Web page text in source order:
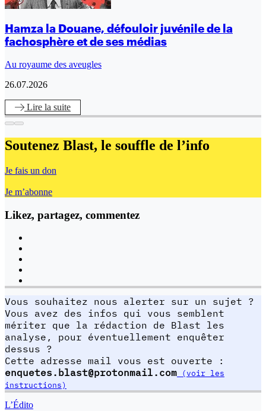
Hamza la Douane, défouloir juvénile de la
fachosphère et de ses médias
Au royaume des aveugles
26.07.2026
Lire la suite
Soutenez Blast, le souffle de l’info
Je fais un don
Je m’abonne
Likez, partagez, commentez
Vous souhaitez nous alerter sur un sujet ?
Vous avez des infos qui vous semblent
mériter que la rédaction de Blast les
analyse, pour éventuellement enquêter
dessus ?
Cette adresse mail vous est ouverte :
enquetes.blast@protonmail.com (voir les
instructions)
L’Édito